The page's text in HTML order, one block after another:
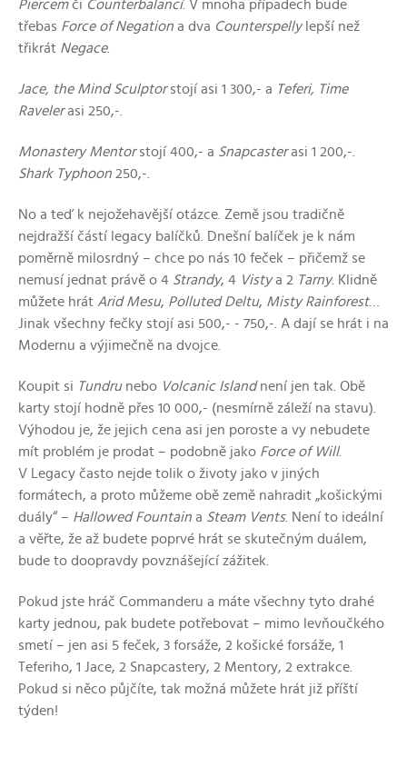
Piercemči Counterbalancí. V mnoha případech bude
třebas Force of Negation a dva Counterspellylepší než
třikrát Negace.
Jace, the Mind Sculptorstojí asi 1 300,- a Teferi, Time
Ravelerasi 250,-.
Monastery Mentorstojí 400,- a Snapcasterasi 1 200,-.
Shark Typhoon 250,-.
No a teď k nejožehavější otázce. Země jsou tradičně
nejdražší částí legacy balíčků. Dnešní balíček je k nám
poměrně milosrdný – chce po nás 10 feček – přičemž se
nemusí jednat právě o 4 Strandy, 4 Vistya 2 Tarny. Klidně
můžete hrát Arid Mesu, Polluted Deltu, Misty Rainforest…
Jinak všechny fečky stojí asi 500,- - 750,-. A dají se hrát i na
Modernu a výjimečně na dvojce.
Koupit si Tundrunebo Volcanic Islandnení jen tak. Obě
karty stojí hodně přes 10 000,- (nesmírně záleží na stavu).
Výhodou je, že jejich cena asi jen poroste a vy nebudete
mít problém je prodat – podobně jako Force of Will.
V Legacy často nejde tolik o životy jako v jiných
formátech, a proto můžeme obě země nahradit „košickými
duály“ – Hallowed Fountain a Steam Vents. Není to ideální
a věřte, že až budete poprvé hrát se skutečným duálem,
bude to doopravdy povznášející zážitek.
Pokud jste hráč Commanderu a máte všechny tyto drahé
karty jednou, pak budete potřebovat – mimo levňoučkého
smetí – jen asi 5 feček, 3 forsáže, 2 košické forsáže, 1
Teferiho, 1 Jace, 2 Snapcastery, 2 Mentory, 2 extrakce.
Pokud si něco půjčíte, tak možná můžete hrát již příští
týden!